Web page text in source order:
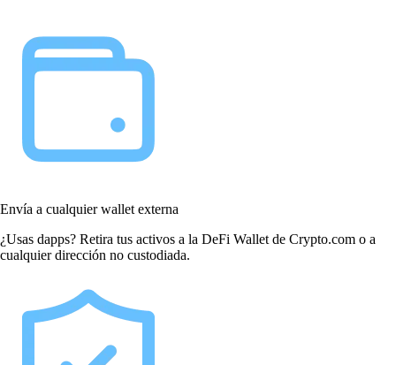
Envía a cualquier wallet externa
¿Usas dapps? Retira tus activos a la DeFi Wallet de Crypto.com o a
cualquier dirección no custodiada.